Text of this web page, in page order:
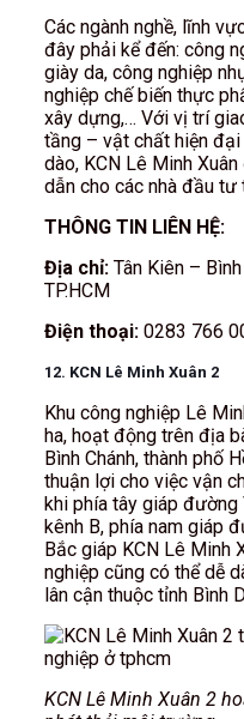
Các ngành nghề, lĩnh
đây phải kể đến: công
giày da, công nghiệp
nghiệp chế biến thực
xây dựng,… Với vị trí
tầng – vật chất hiện
dào, KCN Lê Minh
dẫn cho các nhà đầu
THÔNG TIN LIÊN HỆ:
Địa chỉ: Tân Kiên –
TP.HCM
Điện thoại: 0283 766
12. KCN Lê Minh Xuân 2
Khu công nghiệp Lê
ha, hoạt động trên địa
Bình Chánh, thành phố
thuận lợi cho việc vận
khi phía tây giáp
kênh B, phía nam giáp
Bắc giáp KCN Lê Minh
nghiệp cũng có thể dễ
lân cận thuộc tỉnh Bình
KCN Lê Minh Xuân 2